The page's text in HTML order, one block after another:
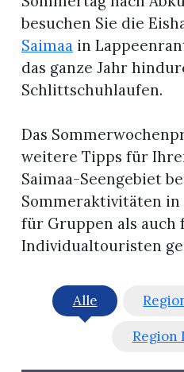
besuchen Sie die
Saimaain
das ganze Jahr
Schlittschuhlaufen.
Das
weitere Tipps für
Saimaa-Seengebiet
Sommeraktivitäten in
für Gruppen als auch
Individualtouristen
Alle
Region